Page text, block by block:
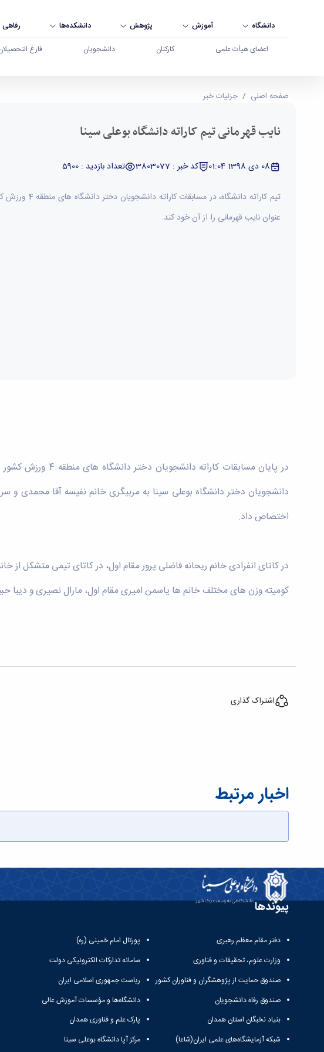
دانشگاه آموزش پژوهش دانشکده‌ها رفاهی
اعضای هیأت علمی کارکنان دانشجویان فارغ
نایب قهرمانی تیم کاراته دانشگاه بوعلی سینا - دانشگاه بوعلی
صفحه اصلی جزئیات خبر
نایب قهرمانی تیم کاراته دانشگاه بوعلی سینا
08 دی 1398 01:04 کد خبر : 3803077 تعداد بازدید : 5900
تیم کاراته دانشگاه، در
عنوان نایب قهرمانی را از آن خود کند.
اختصاص داد.
در کاتای انفرادی خانم ریحانه فاضلی پرور مقام اول، در کاتای تیمی متشکل از
کومیته وزن های مختلف خانم ها یاسمن امیری مقام اول، مارال نصیری و دیبا
اشتراک گذاری
اخبار مرتبط
پیوندها
دفتر مقام معظم رهبری
وزارت علوم، تحقیقات و فناوری
صندوق حمایت از پژوهشگران و فناوران کشور
صندوق رفاه دانشجویان
بنیاد نخبگان استان همدان
شبکه آزمایشگاه‌های علمی ایران(شاعا)
پورتال امام خمینی (ره)
سامانه تدارکات الکترونیکی دولت
ریاست جمهوری اسلامی ایران
دانشگاه‌ها و مؤسسات آموزش عالی
پارک علم و فناوری همدان
مرکز آپا دانشگاه بوعلی سینا